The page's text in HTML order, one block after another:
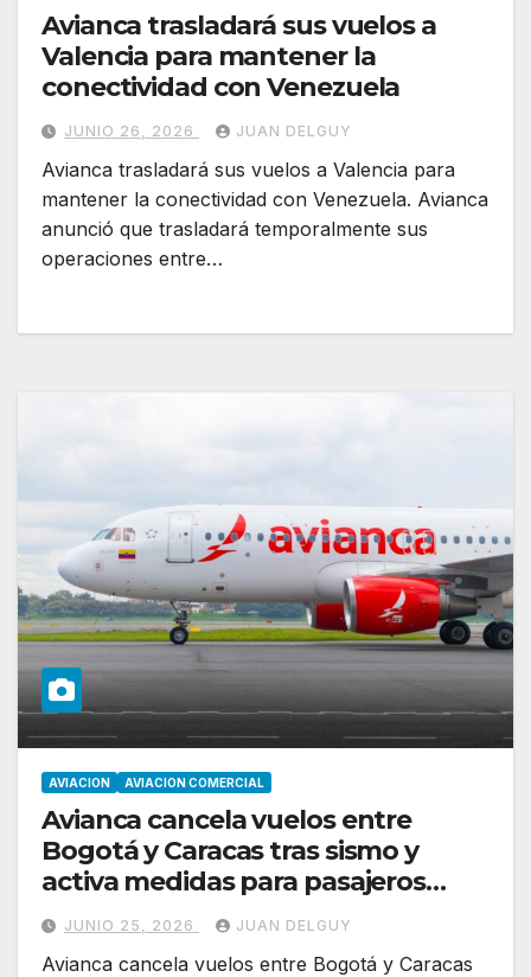
Avianca trasladará sus vuelos a
Valencia para mantener la
conectividad con Venezuela
JUNIO 26, 2026 JUAN DELGUY
Avianca trasladará sus vuelos a Valencia para
mantener la conectividad con Venezuela. Avianca
anunció que trasladará temporalmente sus
operaciones entre…
AVIACION AVIACION COMERCIAL
Avianca cancela vuelos entre
Bogotá y Caracas tras sismo y
activa medidas para pasajeros
afectados
JUNIO 25, 2026 JUAN DELGUY
Avianca cancela vuelos entre Bogotá y Caracas